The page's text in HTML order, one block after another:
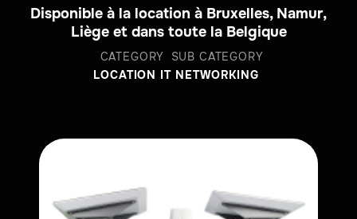
Disponible à la location à Bruxelles, Namur,
Liège et dans toute la Belgique
CATEGORY
LOCATION IT
SUB CATEGORY
NETWORKING